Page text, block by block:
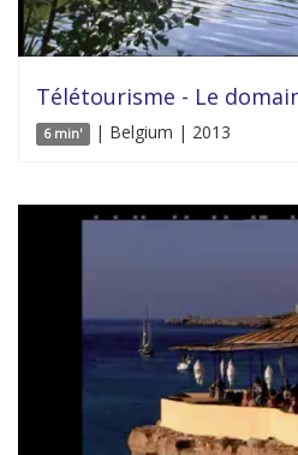
Télétourisme - Le
6 min' | Belgium | 2013